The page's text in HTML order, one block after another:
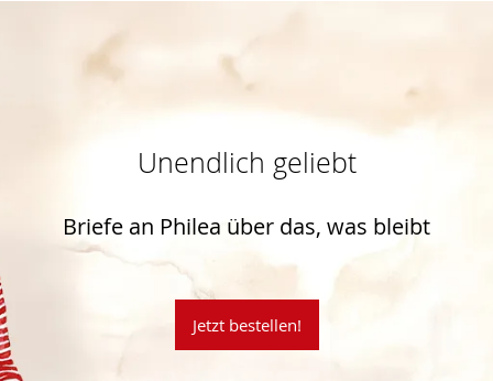
Unendlich geliebt
Briefe an Philea über das, was bleibt
Jetzt bestellen!